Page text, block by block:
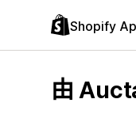
Shopify
由